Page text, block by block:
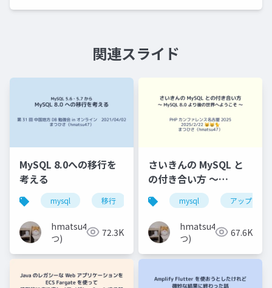
関連スライド
MySQL 8.0への移行を
考える
mysql 移行 バージョンアップ 中国地方
hmatsu47(ま
つ)
72.3K
さいきんの MySQL と
の付き合い方 〜
MySQL 8.0 より後の世
界へようこそ 〜
mysql アップグレ
hmatsu47(ま
つ)
67.6K